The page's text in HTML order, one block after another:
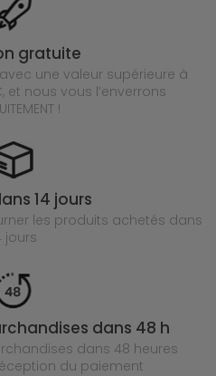
gratuite
une valeur supérieure à
et nous vous l’enverrons
!
14 jours
les produits achetés dans
jours
dans 48 h
dans 48 heures
du paiement